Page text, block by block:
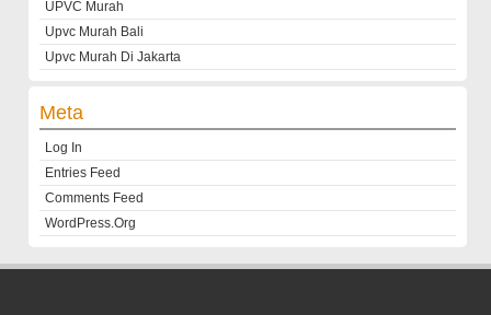
UPVC Murah
Upvc Murah Bali
Upvc Murah Di Jakarta
Meta
Log In
Entries Feed
Comments Feed
WordPress.org